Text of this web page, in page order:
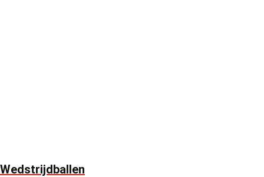
Wedstrijdballen